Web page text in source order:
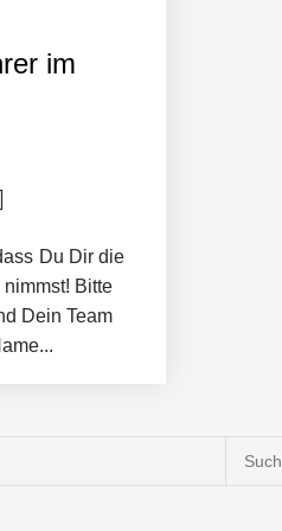
im
Du Dir die
Bitte
Dein Team
Suchen